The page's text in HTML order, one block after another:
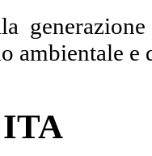
ambientale